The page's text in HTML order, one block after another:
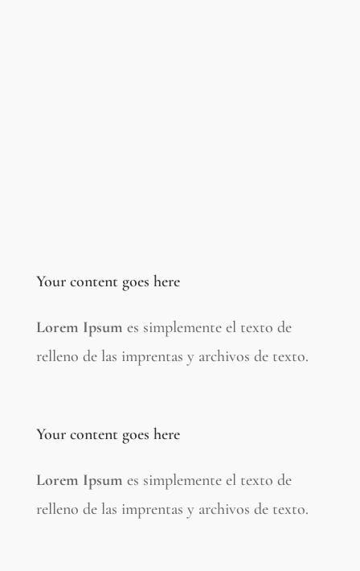
Your content goes here
Lorem Ipsum es simplemente el texto de
relleno de las imprentas y archivos de texto.
Your content goes here
Lorem Ipsum es simplemente el texto de
relleno de las imprentas y archivos de texto.